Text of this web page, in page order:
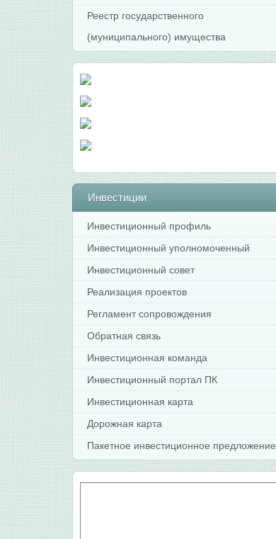
Реестр государственного
(муниципального) имущества
Инвестиции
Инвестиционный профиль
Инвестиционный уполномоченный
Инвестиционный совет
Реализация проектов
Регламент сопровождения
Обратная связь
Инвестиционная команда
Инвестиционный портал ПК
Инвестиционная карта
Дорожная карта
Пакетное инвестиционное предложение